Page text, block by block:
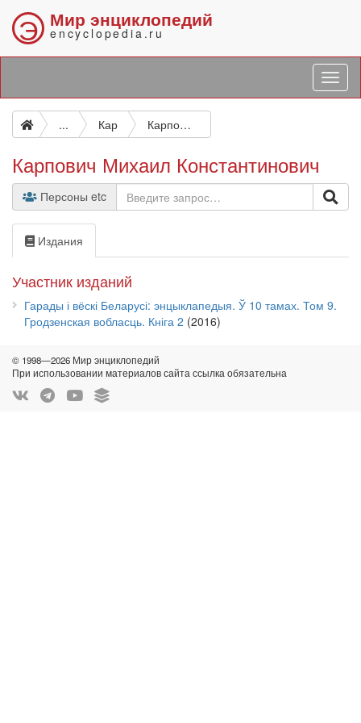
Э Мир энциклопедий
encyclopedia.ru
... Кар Карпович Михаил Константинович
Карпович Михаил Константинович
Персоны etc
Издания
Участник изданий
Гарады і вёскі Беларусі: энцыклапедыя. Ў 10 тамах. Том 9.
Гродзенская вобласць. Кніга 2 (2016)
© 1998—2026 Мир энциклопедий
При использовании материалов сайта ссылка обязательна